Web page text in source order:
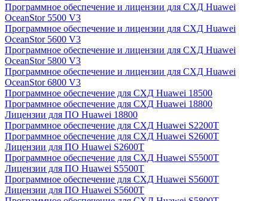
Программное обеспечение и лицензии для СХД Huawei
OceanStor 5500 V3
Программное обеспечение и лицензии для СХД Huawei
OceanStor 5600 V3
Программное обеспечение и лицензии для СХД Huawei
OceanStor 5800 V3
Программное обеспечение и лицензии для СХД Huawei
OceanStor 6800 V3
Программное обеспечение для СХД Huawei 18500
Программное обеспечение для СХД Huawei 18800
Лицензии для ПО Huawei 18800
Программное обеспечение для СХД Huawei S2200T
Программное обеспечение для СХД Huawei S2600T
Лицензии для ПО Huawei S2600T
Программное обеспечение для СХД Huawei S5500T
Лицензии для ПО Huawei S5500T
Программное обеспечение для СХД Huawei S5600T
Лицензии для ПО Huawei S5600T